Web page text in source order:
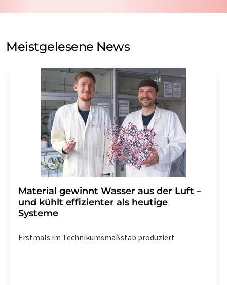
auf Basis unsererDatenschutzerklärung. LUMITOS darf
Meinungsforschung per E-Mail kontaktieren. Ihre
Einwilligung können Sie jederzeit ohne Angabe von
Str. 2, 12489 Berlin oder per E-Mail unter
widerruf@lumitos.commit Wirkung für die Zukunft
widerrufen. Zudem ist in jeder E-Mail ein Link zur
Abbestellung des entsprechenden Newsletters
enthalten.
Meistgelesene News
Material gewinnt Wasser aus der Luft –
und kühlt effizienter als heutige
Systeme
Erstmals im Technikumsmaßstab produziert